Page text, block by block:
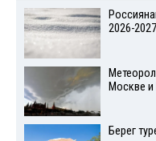
2026-
Москве
Берег